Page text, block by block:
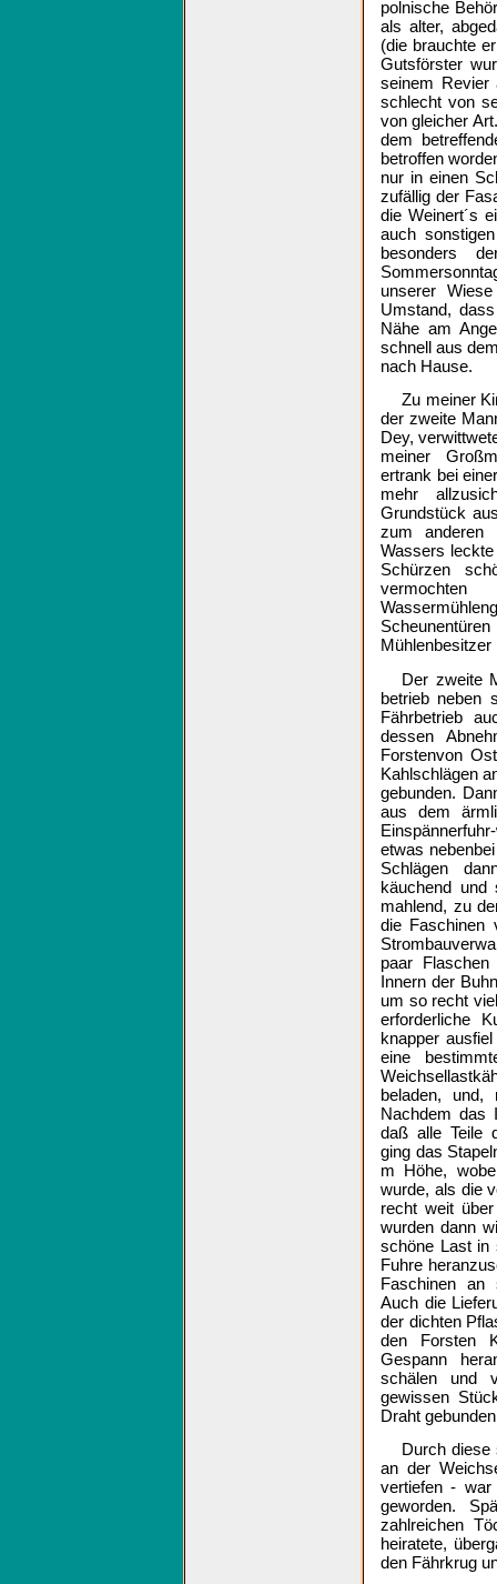
polnische
als alter,
(die brauchte
Gutsförster
seinem Revier
schlecht von
von gleicher
dem
betroffen
nur in einen
zufällig der
die Weinert´s
auch
besonders
unserer
Umstand,
Nähe am
schnell aus
nach Hause.
Zu meiner
der zweite
Dey,
meiner
ertrank bei
mehr
Grundstück
zum anderen
Wassers
Schürzen
Der zweite
betrieb neben
Fährbetrieb
dessen
Forstenvon
Kahlschlägen
gebunden.
aus dem
etwas
Schlägen
käuchend und
mahlend, zu
die Faschinen
paar
Innern der
um so recht
erforderliche
knapper
eine
beladen, und,
Nachdem das
daß alle Teile
ging das
m Höhe,
wurde, als die
recht weit
wurden dann
schöne Last in
Fuhre
Faschinen an
Auch die
der dichten
den Forsten
Gespann
schälen und
gewissen
Draht
Durch diese
an der
vertiefen -
geworden.
zahlreichen
heiratete,
den Fährkrug